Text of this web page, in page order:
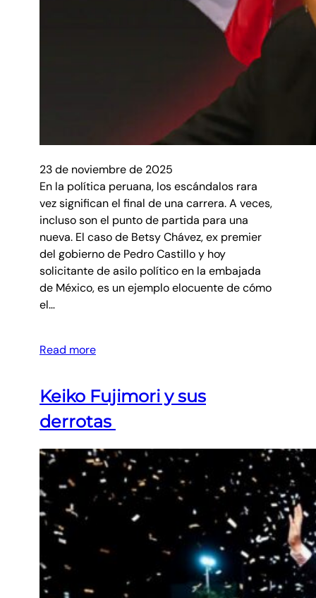
23 de noviembre de 2025
En la política peruana, los escándalos rara
vez significan el final de una carrera. A veces,
incluso son el punto de partida para una
nueva. El caso de Betsy Chávez, ex premier
del gobierno de Pedro Castillo y hoy
solicitante de asilo político en la embajada
de México, es un ejemplo elocuente de cómo
el…
Read more
Keiko Fujimori y sus
derrotas